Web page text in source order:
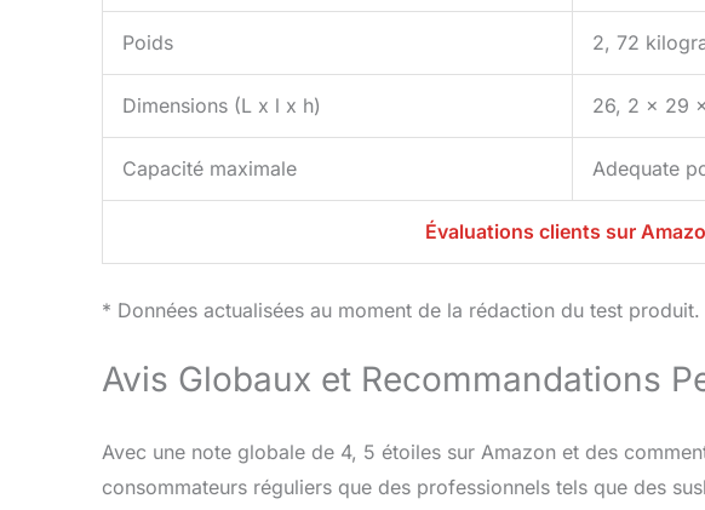
Poids 2, 72
Dimensions (L x l x h) 26, 2 x 29
Capacité maximale Adequate
Évaluations clients sur
* Données actualisées au moment de la rédaction du test produit.
Avis Globaux et Recommandations
Avec une note globale de 4, 5 étoiles sur Amazon et des
consommateurs réguliers que des professionnels tels que des